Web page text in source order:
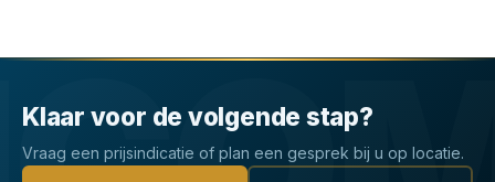
Klaar voor de volgende stap?
Vraag een prijsindicatie of plan een gesprek bij u op locatie.